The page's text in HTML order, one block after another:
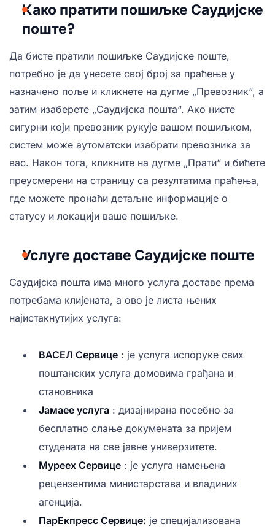
Како пратити пошиљке Саудијске
поште?
Да бисте пратили пошиљке Саудијске поште,
потребно је да унесете свој број за праћење у
назначено поље и кликнете на дугме „Превозник“, а
затим изаберете „Саудијска пошта“. Ако нисте
сигурни који превозник рукује вашом пошиљком,
систем може аутоматски изабрати превозника за
вас. Након тога, кликните на дугме „Прати“ и бићете
преусмерени на страницу са резултатима праћења,
где можете пронаћи детаљне информације о
статусу и локацији ваше пошиљке.
Услуге доставе Саудијске поште
Саудијска пошта има много услуга доставе према
потребама клијената, а ово је листа њених
најистакнутијих услуга:
ВАСЕЛ Сервице : је услуга испоруке свих
поштанских услуга домовима грађана и
становника
Јамаее услуга : дизајнирана посебно за
бесплатно слање докумената за пријем
студената на све јавне универзитете.
Муреех Сервице : је услуга намењена
рецензентима министарстава и владиних
агенција.
ПарЕкпресс Сервице: је специјализована